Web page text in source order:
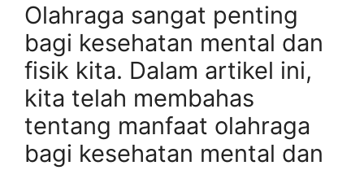
Olahraga sangat penting
bagi kesehatan mental dan
fisik kita. Dalam artikel ini,
kita telah membahas
tentang manfaat olahraga
bagi kesehatan mental dan